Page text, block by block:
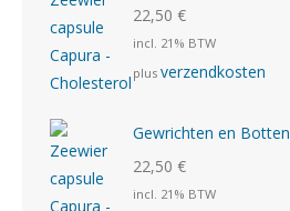
22,50 €
incl. 21% BTW
plus verzendkosten
Gewrichten en Botten
22,50 €
incl. 21% BTW